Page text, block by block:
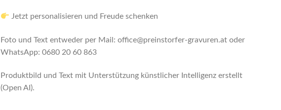
Jetzt personalisieren und Freude schenken
Foto und Text entweder per Mail: office@preinstorfer-gravuren.at oder
WhatsApp: 0680 20 60 863
Produktbild und Text mit Unterstützung künstlicher Intelligenz erstellt
(Open AI).